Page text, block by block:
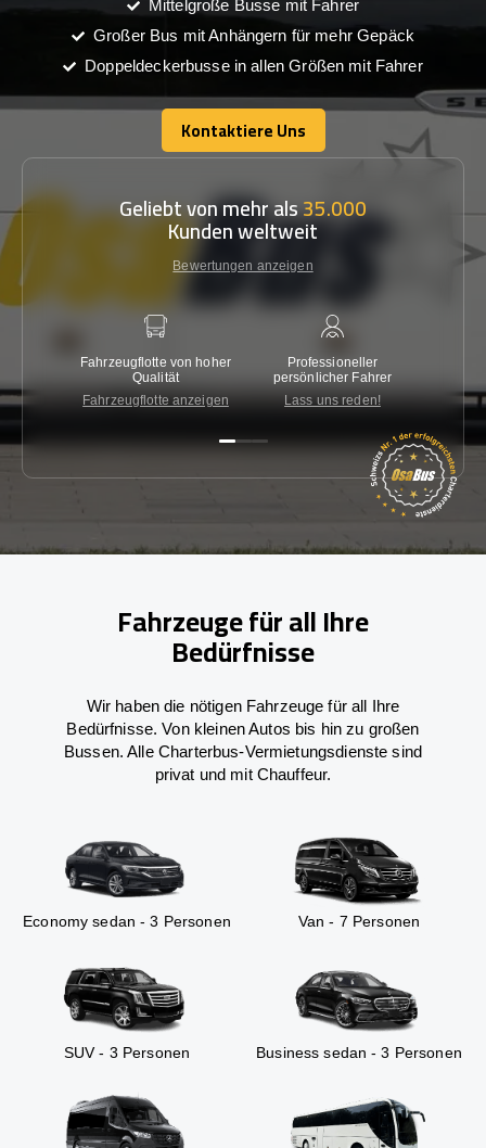
Mittelgroße Busse mit Fahrer
Großer Bus mit Anhängern für mehr Gepäck
Doppeldeckerbusse in allen Größen mit Fahrer
Kontaktiere Uns
Kontaktiere Uns
Geliebt von mehr als35.000
Kunden weltweit
Bewertungen anzeigen
Fahrzeugflotte von hoher
Qualität
Fahrzeugflotte anzeigen
Professioneller
persönlicher Fahrer
Lass uns reden!
Fahrzeuge für all Ihre
Bedürfnisse
Wir haben die nötigen Fahrzeuge für all Ihre
Bedürfnisse. Von kleinen Autos bis hin zu großen
Bussen. Alle Charterbus-Vermietungsdienste sind
privat und mit Chauffeur.
Economy sedan - 3 Personen Van - 7 Personen
SUV - 3 Personen Business sedan - 3 Personen